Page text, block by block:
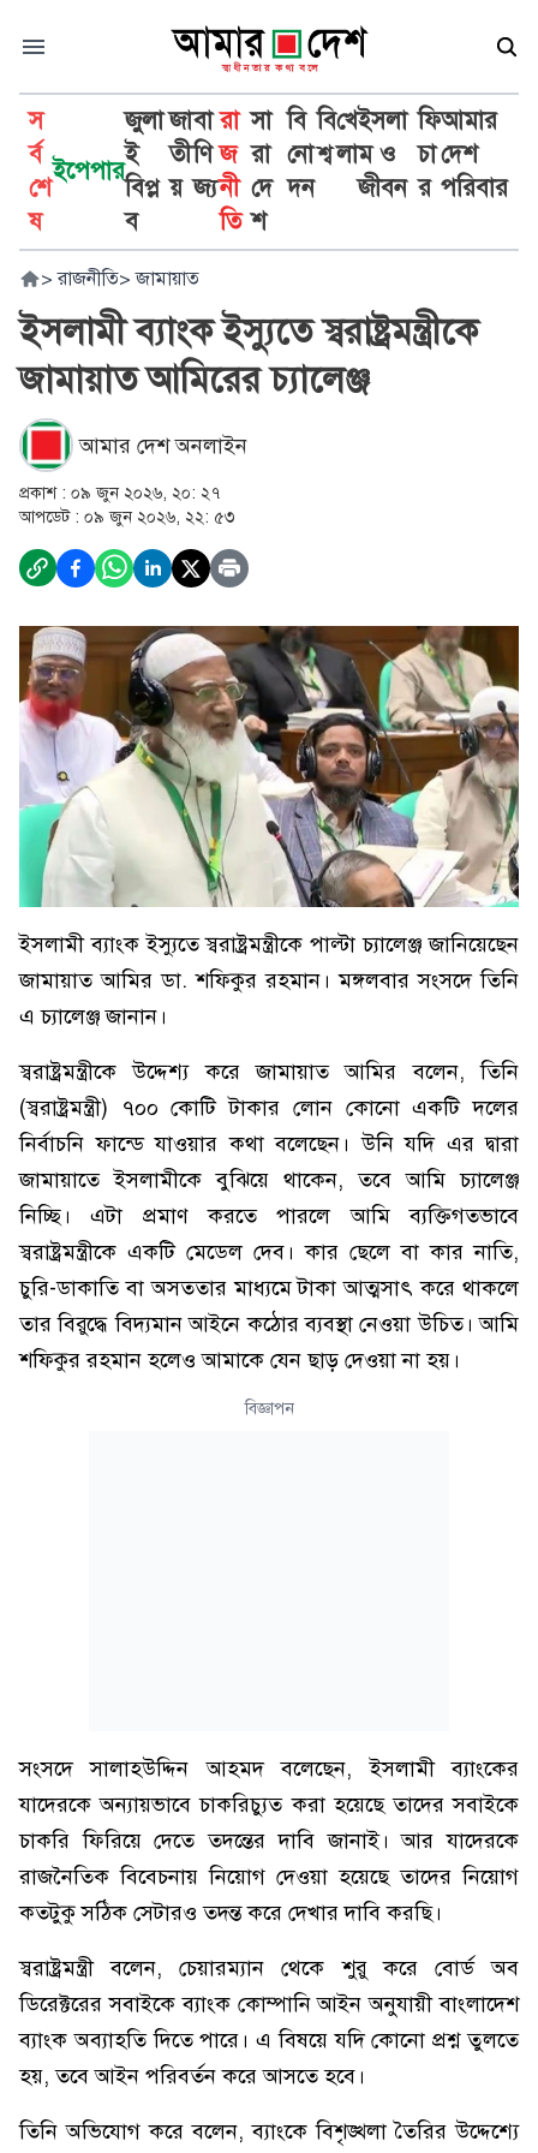
স
র্ব
শে
ষ
ইপেপার
জুলা
ই
বিপ্ল
ব
জা
তী
য়
বা
ণি
জ্য
রা
জ
নী
তি
সা
রা
দে
শ
বি
নো
দন
বি
শ্ব
খে
লা
ইসলা
ম ও
জীবন
ফি
চা
র
আমার
দেশ
পরিবার
> রাজনীতি> জামায়াত
ইসলামী ব্যাংক ইস্যুতে স্বরাষ্ট্রমন্ত্রীকে
জামায়াত আমিরের চ্যালেঞ্জ
আমার দেশ অনলাইন
প্রকাশ : ০৯ জুন ২০২৬, ২০: ২৭
আপডেট : ০৯ জুন ২০২৬, ২২: ৫৩
ইসলামী ব্যাংক ইস্যুতে স্বরাষ্ট্রমন্ত্রীকে পাল্টা চ্যালেঞ্জ জানিয়েছেন
জামায়াত আমির ডা. শফিকুর রহমান। মঙ্গলবার সংসদে তিনি
এ চ্যালেঞ্জ জানান।
স্বরাষ্ট্রমন্ত্রীকে উদ্দেশ্য করে জামায়াত আমির বলেন, তিনি
(স্বরাষ্ট্রমন্ত্রী) ৭০০ কোটি টাকার লোন কোনো একটি দলের
নির্বাচনি ফান্ডে যাওয়ার কথা বলেছেন। উনি যদি এর দ্বারা
জামায়াতে ইসলামীকে বুঝিয়ে থাকেন, তবে আমি চ্যালেঞ্জ
নিচ্ছি। এটা প্রমাণ করতে পারলে আমি ব্যক্তিগতভাবে
স্বরাষ্ট্রমন্ত্রীকে একটি মেডেল দেব। কার ছেলে বা কার নাতি,
চুরি-ডাকাতি বা অসততার মাধ্যমে টাকা আত্মসাৎ করে থাকলে
তার বিরুদ্ধে বিদ্যমান আইনে কঠোর ব্যবস্থা নেওয়া উচিত। আমি
শফিকুর রহমান হলেও আমাকে যেন ছাড় দেওয়া না হয়।
বিজ্ঞাপন
সংসদে সালাহউদ্দিন আহমদ বলেছেন, ইসলামী ব্যাংকের
যাদেরকে অন্যায়ভাবে চাকরিচ্যুত করা হয়েছে তাদের সবাইকে
চাকরি ফিরিয়ে দেতে তদন্তের দাবি জানাই। আর যাদেরকে
রাজনৈতিক বিবেচনায় নিয়োগ দেওয়া হয়েছে তাদের নিয়োগ
কতটুকু সঠিক সেটারও তদন্ত করে দেখার দাবি করছি।
স্বরাষ্ট্রমন্ত্রী বলেন, চেয়ারম্যান থেকে শুরু করে বোর্ড অব
ডিরেক্টরের সবাইকে ব্যাংক কোম্পানি আইন অনুযায়ী বাংলাদেশ
ব্যাংক অব্যাহতি দিতে পারে। এ বিষয়ে যদি কোনো প্রশ্ন তুলতে
হয়, তবে আইন পরিবর্তন করে আসতে হবে।
তিনি অভিযোগ করে বলেন, ব্যাংকে বিশৃঙ্খলা তৈরির উদ্দেশ্যে